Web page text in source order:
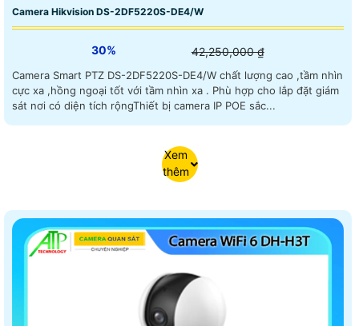
Camera Hikvision DS-2DF5220S-DE4/W
30% 42,250,000 ₫
Camera Smart PTZ DS-2DF5220S-DE4/W chất lượng cao ,tầm nhìn
cực xa ,hồng ngoại tốt với tầm nhìn xa . Phù hợp cho lắp đặt giám
sát nơi có diện tích rộngThiết bị camera IP POE sắc...
Xem
thêm